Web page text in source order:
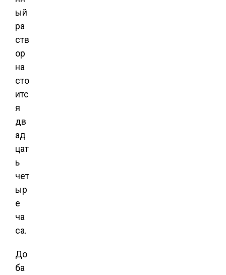
ый
ра
ств
ор
на
сто
итс
я
дв
ад
цат
ь
чет
ыр
е
ча
са.
До
ба